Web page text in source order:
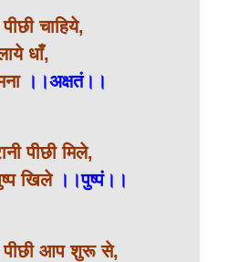
पीछी चाहिये,
धाँ,
।।अक्षतं।।
पीछी मिले,
खिले ।।पुष्पं।।
पीछी आप शुरू से,